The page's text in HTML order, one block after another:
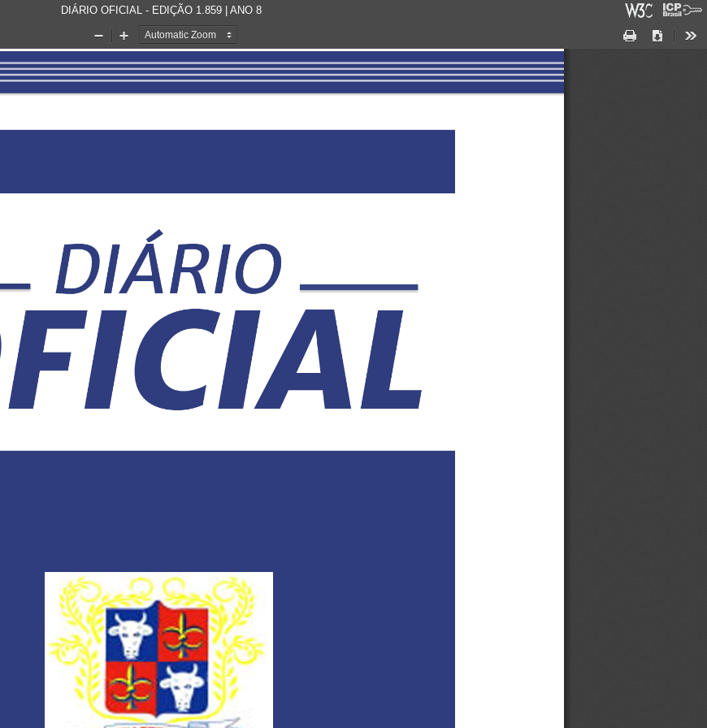
DIÁRIO OFICIAL - EDIÇÃO 1.859 | ANO 8